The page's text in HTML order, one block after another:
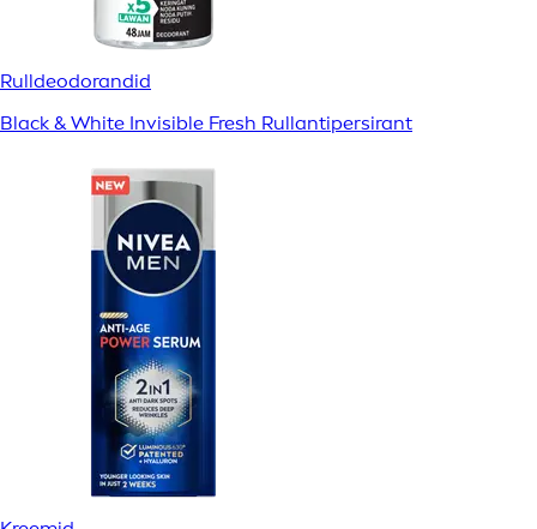
Rulldeodorandid
Black & White Invisible Fresh Rullantipersirant